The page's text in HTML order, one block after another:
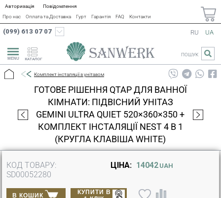
Авторизація
Повідомлення
Про нас
Оплата та Доставка Гурт Гарантія FAQ Контакти
(099) 613 07 07
КАТАЛОГ
RU UA
ПОШУК
Комплект інсталяції з унітазом
ГОТОВЕ РІШЕННЯ QTAP ДЛЯ ВАННОЇ
КІМНАТИ: ПІДВІСНИЙ УНІТАЗ
GEMINI ULTRA QUIET 520×360×350 +
КОМПЛЕКТ ІНСТАЛЯЦІЇ NEST 4 В 1
(КРУГЛА КЛАВІША WHITE)
КОД ТОВАРУ:
SD00052280
ЦІНА: 14042 UAH
В КОШИК
КУПИТИ В